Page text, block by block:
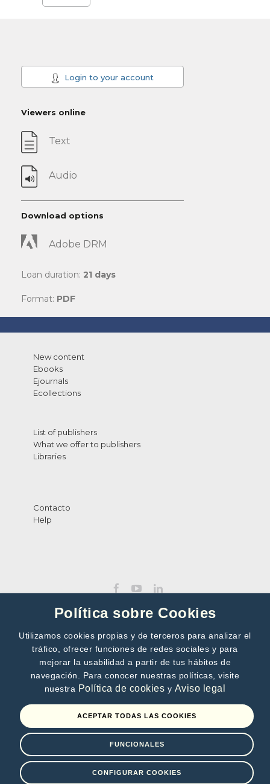
Política sobre Cookies
Utilizamos cookies propias y de terceros para analizar el
tráfico, ofrecer funciones de redes sociales y para
mejorar la usabilidad a partir de tus hábitos de
navegación. Para conocer nuestras políticas, visite
nuestra Política de cookies y Aviso legal
ACEPTAR TODAS LAS COOKIES
FUNCIONALES
CONFIGURAR COOKIES
Login to your account
Viewers online
Text
Audio
Download options
Adobe DRM
Loan duration: 21 days
Format: PDF
New content
Ebooks
Ejournals
Ecollections
List of publishers
What we offer to publishers
Libraries
Contacto
Help
SUBSCRIBE TO OUR NEWSLETTER
>>
Terms of use Privacy Policy Cookies policy